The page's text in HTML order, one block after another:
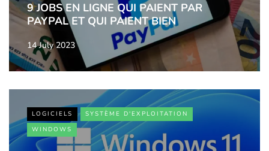
9 JOBS EN LIGNE QUI PAIENT PAR
PAYPAL ET QUI PAIENT BIEN
14 July 2023
LOGICIELS
SYSTÈME D'EXPLOITATION
WINDOWS